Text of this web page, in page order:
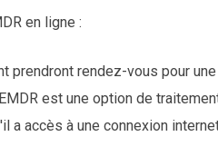
en ligne :
prendront rendez-vous pour
est une option de
accès à une connexion